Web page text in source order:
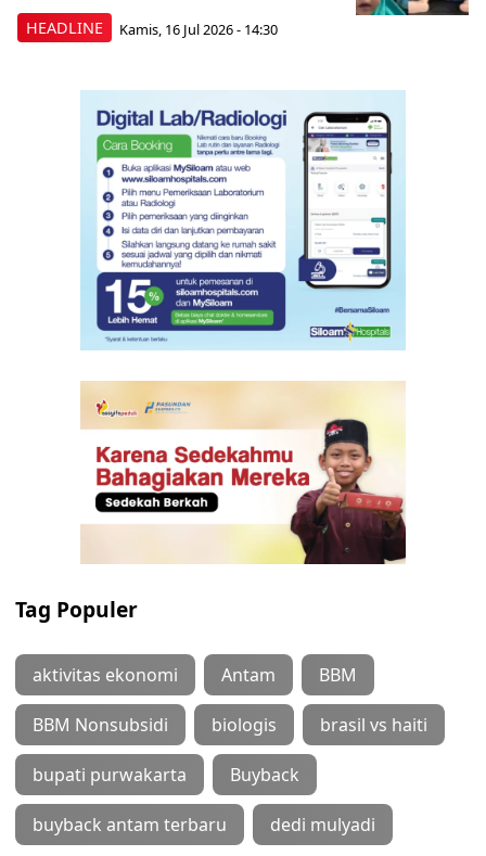
HEADLINE Kamis, 16 Jul 2026 - 14:30
Tag Populer
aktivitas ekonomi Antam BBM
BBM Nonsubsidi biologis brasil vs haiti
bupati purwakarta Buyback
buyback antam terbaru dedi mulyadi